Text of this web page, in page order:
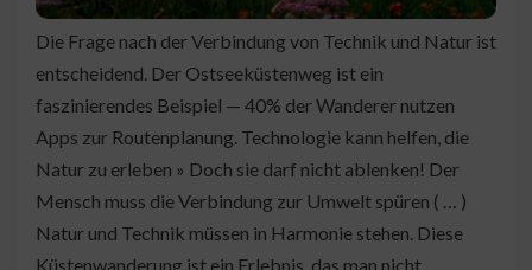
Die Frage nach der Verbindung von Technik und Natur ist
entscheidend. Der Ostseeküstenweg ist ein
faszinierendes Beispiel — 40% der Wanderer nutzen
Apps zur Routenplanung. Technologie kann helfen, die
Natur zu erleben » Doch sie darf nicht ablenken! Der
Mensch muss die Verbindung zur Umwelt spüren ( … )
Natur und Technik müssen in Harmonie stehen. Diese
Küstenwanderung ist ein Erlebnis, das man nicht